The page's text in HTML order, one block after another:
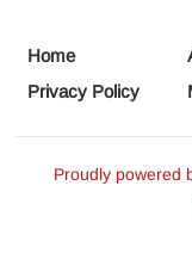
Home
Privacy Policy
Proudly powered